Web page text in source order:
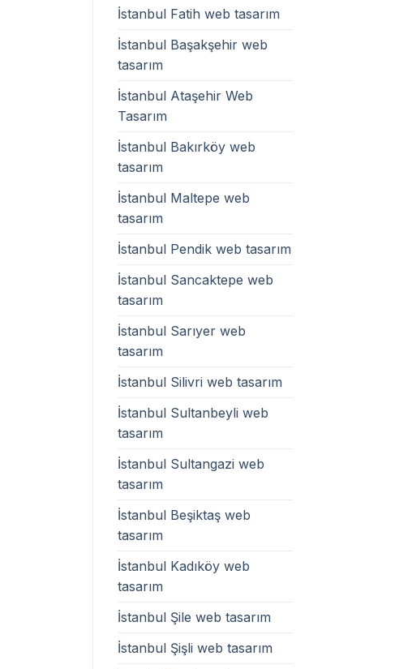
İstanbul Fatih web tasarım
İstanbul Başakşehir web
tasarım
İstanbul Ataşehir Web
Tasarım
İstanbul Bakırköy web
tasarım
İstanbul Maltepe web
tasarım
İstanbul Pendik web tasarım
İstanbul Sancaktepe web
tasarım
İstanbul Sarıyer web
tasarım
İstanbul Silivri web tasarım
İstanbul Sultanbeyli web
tasarım
İstanbul Sultangazi web
tasarım
İstanbul Beşiktaş web
tasarım
İstanbul Kadıköy web
tasarım
İstanbul Şile web tasarım
İstanbul Şişli web tasarım